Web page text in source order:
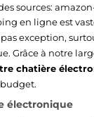
sources:
en ligne est
exception,
Grâce à notre
chatière
électronique